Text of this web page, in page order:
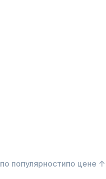
по популярностипо цене ↑